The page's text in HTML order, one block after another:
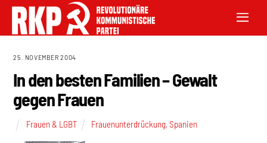
25. NOVEMBER 2004
In den besten Familien – Gewalt
gegen Frauen
Frauen & LGBT Frauenunterdrückung,Spanien